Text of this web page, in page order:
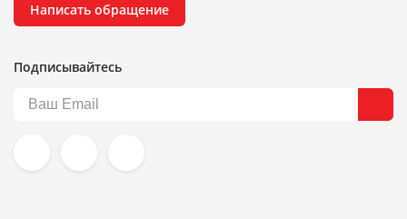
Написать обращение
Подписывайтесь